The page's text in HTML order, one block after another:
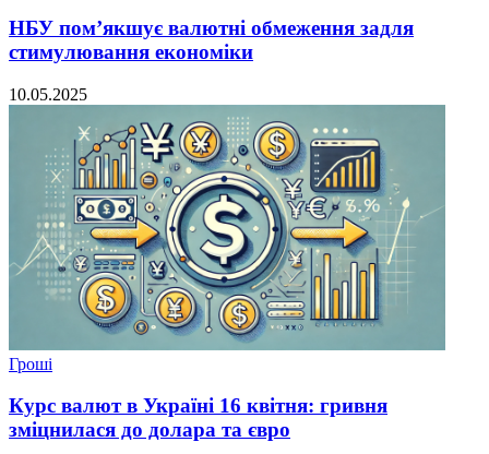
НБУ пом’якшує валютні обмеження задля
стимулювання економіки
10.05.2025
Гроші
Курс валют в Україні 16 квітня: гривня
зміцнилася до долара та євро